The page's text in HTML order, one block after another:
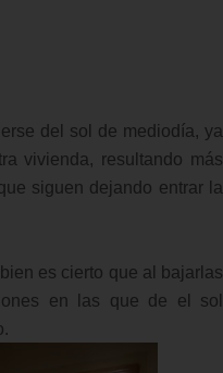
del sol de mediodía, ya
vivienda, resultando más
siguen dejando entrar la
es cierto que al bajarlas
en las que de el sol